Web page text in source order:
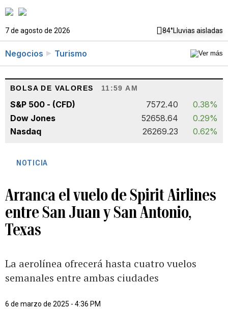
7 de agosto de 2026 84°Lluvias aisladas
Negocios Turismo
BOLSA DE VALORES 11:59 AM
S&P 500 - (CFD) 7572.40
0.38%
Dow Jones
52658.64
0.29%
Nasdaq
26269.23 0.62%
NOTICIA
Arranca el vuelo de Spirit Airlines
entre San Juan y San Antonio,
Texas
La aerolínea ofrecerá hasta cuatro vuelos
semanales entre ambas ciudades
6 de marzo de 2025 - 4:36 PM